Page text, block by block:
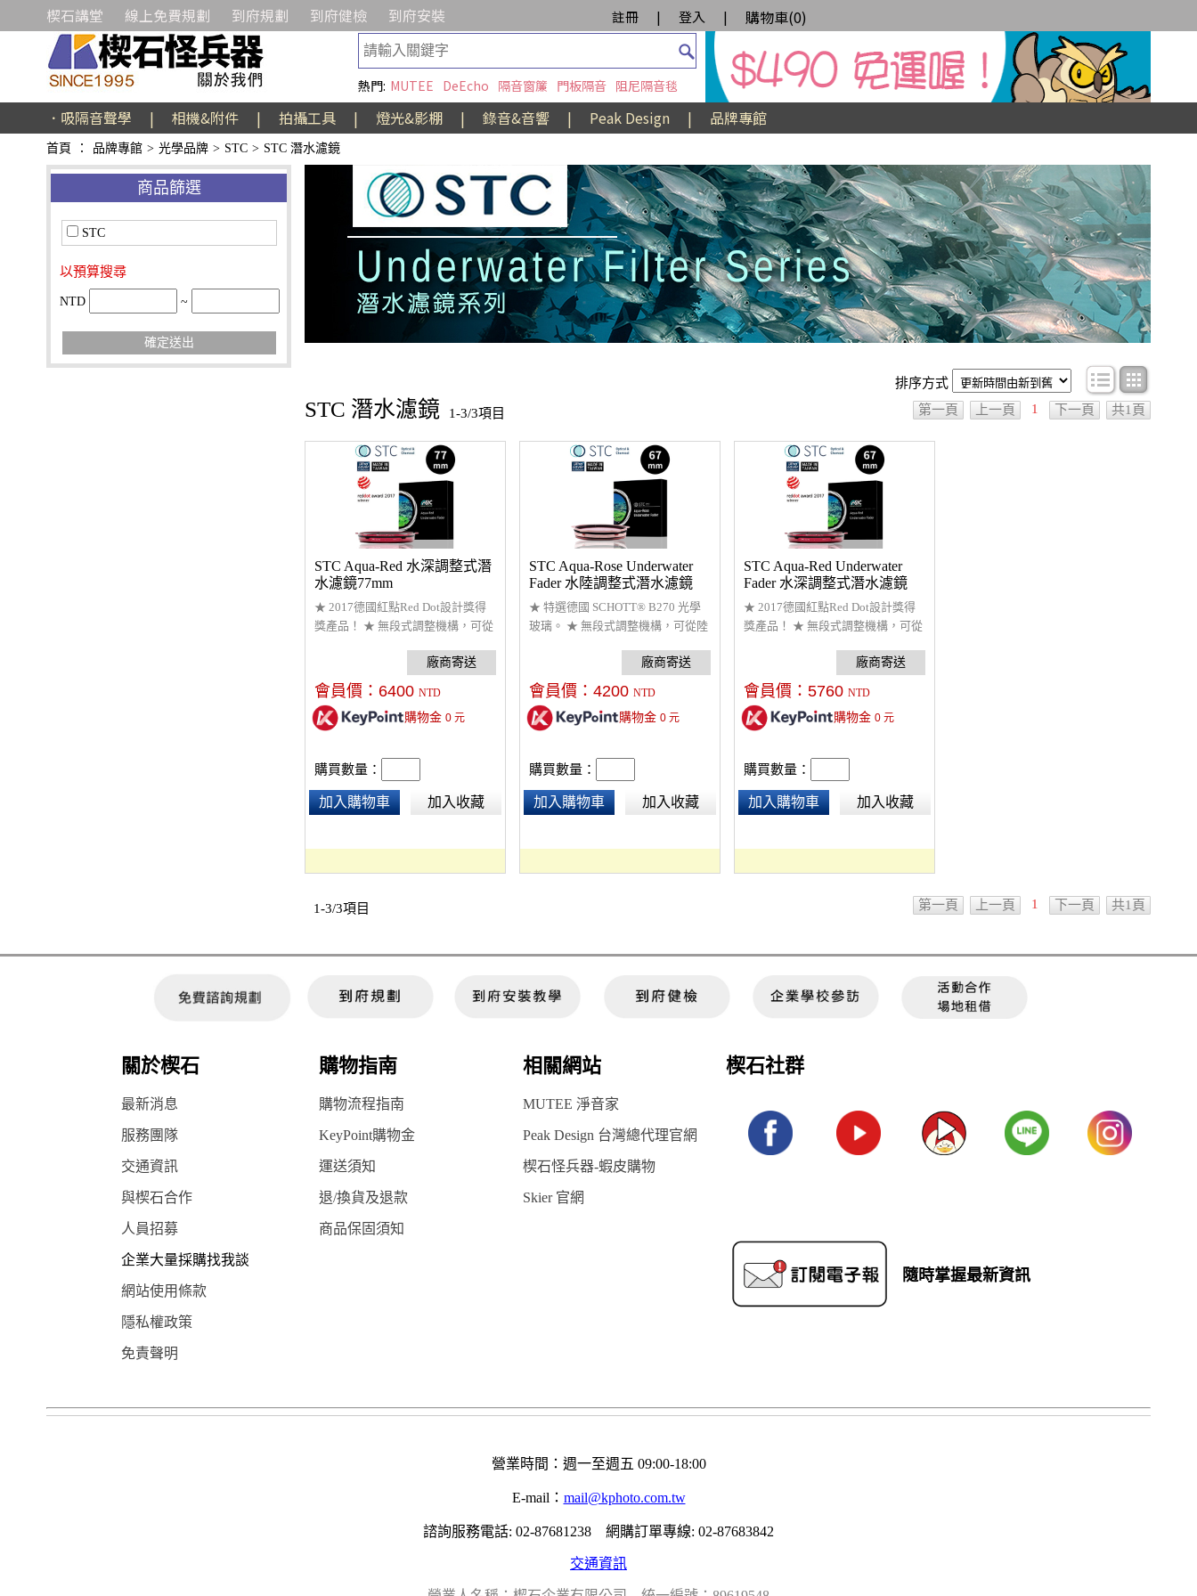
楔石講堂 線上免費規劃 到府規劃 到府健檢 到府安裝 註冊 | 登入 | 購物車(0)
熱門: MUTEE DeEcho 隔音窗簾 門板隔音 阻尼隔音毯
．吸隔音聲學 | 相機&附件 | 拍攝工具 | 燈光&影棚 | 錄音&音響 | Peak Design | 品牌專館
首頁 ： 品牌專館 > 光學品牌 > STC > STC 潛水濾鏡
商品篩選
STC
以預算搜尋
NTD ~
確定送出
排序方式
條目顯示
STC 潛水濾鏡 1-3/3項目 第一頁 上一頁 1 下一頁 共1頁
STC Aqua-Red 水深調整式潛
水濾鏡77mm
★ 2017德國紅點Red Dot設計獎得
獎產品！ ★ 無段式調整機構，可從
攝影偏藍或偏綠的影像。 ★ STC專
利鍍膜技術可耐3%鹽水70°C煮90分
鐘。 ★ 台灣研發製造，全球首創濾
鏡18個月保固及維修服務。
會員價： 6400 NTD
購物金 0元
購買數量：
加入購物車 加入收藏
STC Aqua-Rose Underwater
Fader 水陸調整式潛水濾鏡
67mm
★ 特選德國 SCHOTT® B270 光學
玻璃。 ★ 無段式調整機構，可從陸
影偏藍或偏綠的影像。 ★ STC專利
鍍膜技術可耐3%鹽水70°C煮90分
鐘。 ★ 台灣研發製造，全球首創濾
鏡18個月保固及維修服務。
會員價： 4200 NTD
購物金 0元
購買數量：
加入購物車 加入收藏
STC Aqua-Red Underwater
Fader 水深調整式潛水濾鏡
67mm
★ 2017德國紅點Red Dot設計獎得
獎產品！ ★ 無段式調整機構，可從
攝影偏藍或偏綠的影像。 ★ STC專
利鍍膜技術可耐3%鹽水70°C煮90分
鐘。 ★ 台灣研發製造，全球首創濾
鏡18個月保固及維修服務。
會員價： 5760 NTD
購物金 0元
購買數量：
加入購物車 加入收藏
1-3/3項目 第一頁 上一頁 1 下一頁 共1頁
關於楔石 購物指南 相關網站 楔石社群
最新消息 購物流程指南 MUTEE 淨音家
服務團隊 KeyPoint購物金 Peak Design 台灣總代理官網
交通資訊 運送須知 楔石怪兵器-蝦皮購物
與楔石合作 退/換貨及退款 Skier 官網
隨時掌握最新資訊
人員招募 商品保固須知
企業大量採購找我談
網站使用條款
隱私權政策
免責聲明
營業時間：週一至週五 09:00-18:00
E-mail： mail@kphoto.com.tw
諮詢服務電話: 02-87681238 網購訂單專線: 02-87683842
交通資訊